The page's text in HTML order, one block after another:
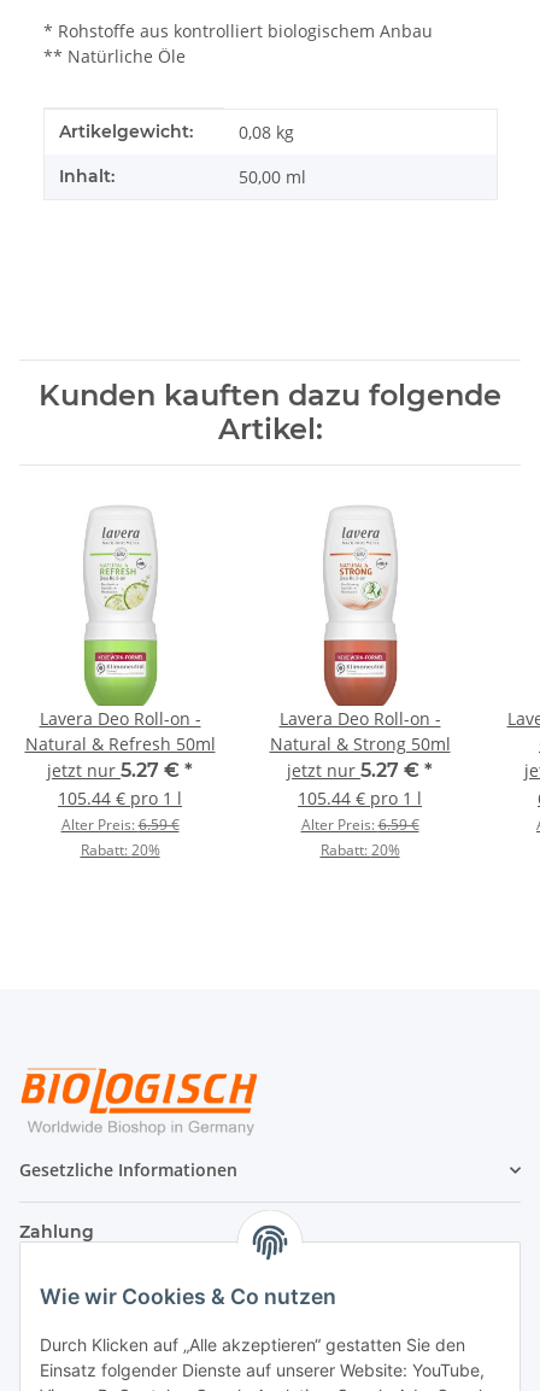
Wie wir Cookies & Co nutzen
Durch Klicken auf „Alle akzeptieren“ gestatten Sie den
Einsatz folgender Dienste auf unserer Website: YouTube,
* Rohstoffe aus kontrolliert biologischem Anbau
** Natürliche Öle
Produkteigenschaft
Wert
Artikelgewicht: 0,08 kg
Inhalt: 50,00 ml
Kunden kauften dazu folgende
Artikel:
Lavera Deo Roll-on -
Natural & Refresh 50ml
jetzt nur 5.27 € *
105.44 € pro 1 l
Alter Preis:6.59 €
Rabatt:20%
Lavera Deo Roll-on -
Natural & Strong 50ml
jetzt nur 5.27 € *
105.44 € pro 1 l
Alter Preis:6.59 €
Rabatt:20%
Gesetzliche Informationen
Zahlung